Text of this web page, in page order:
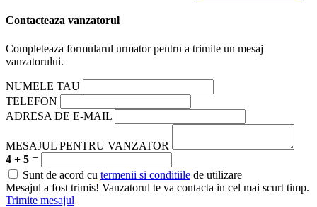
Contacteaza vanzatorul
Completeaza formularul urmator pentru a trimite un mesaj
vanzatorului.
NUMELE TAU
TELEFON
ADRESA DE E-MAIL
MESAJUL PENTRU VANZATOR
4 + 5 =
Sunt de acord cu termenii si conditiile de utilizare
Mesajul a fost trimis! Vanzatorul te va contacta in cel mai scurt timp.
Trimite mesajul